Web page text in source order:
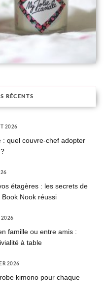
RÉCENTS
2026
: quel couvre-chef adopter
étagères : les secrets de
Book Nook réussi
2026
famille ou entre amis :
à table
2026
kimono pour chaque